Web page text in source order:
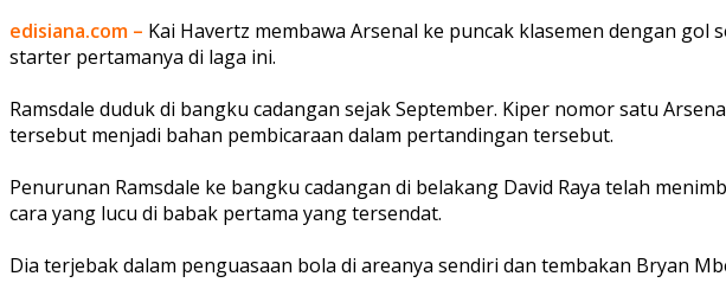
edisiana.com – Kai Havertz membawa Arsenal ke puncak klasemen dengan
starter pertamanya di laga ini.
Ramsdale duduk di bangku cadangan sejak September. Kiper nomor satu
tersebut menjadi bahan pembicaraan dalam pertandingan tersebut.
Penurunan Ramsdale ke bangku cadangan di belakang David Raya telah
cara yang lucu di babak pertama yang tersendat.
Dia terjebak dalam penguasaan bola di areanya sendiri dan tembakan Bryan